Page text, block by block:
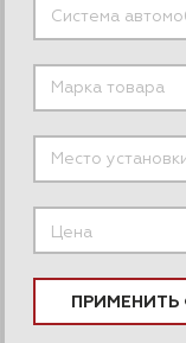
Цена
ПРИМЕНИТЬ